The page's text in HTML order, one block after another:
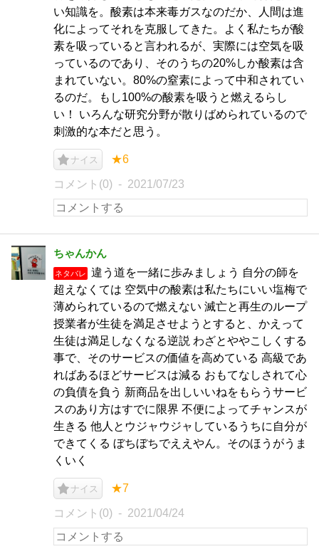
い知識を。酸素は本来毒ガスなのだか、人間は進
化によってそれを克服してきた。よく私たちが酸
素を吸っていると言われるが、実際には空気を吸
っているのであり、そのうちの20%しか酸素は含
まれていない。80%の窒素によって中和されてい
るのだ。もし100%の酸素を吸うと燃えるらし
い！ いろんな研究分野が散りばめられているので
刺激的な本だと思う。
ナイス ★6
コメント(0) 2021/07/23
ちゃんかん
ネタバレ
違う道を一緒に歩みましょう 自分の師を
超えなくては 空気中の酸素は私たちにいい塩梅で
薄められているので燃えない 滅亡と再生のループ
授業者が生徒を満足させようとすると、かえって
生徒は満足しなくなる逆説 わざとややこしくする
事で、そのサービスの価値を高めている 高級であ
ればあるほどサービスは減る おもてなしされて心
の負債を負う 新商品を出しいいねをもらうサービ
スのあり方はすでに限界 不便によってチャンスが
生きる 他人とウジャウジャしているうちに自分が
できてくる ぼちぼちでええやん。そのほうがうま
くいく
ナイス ★7
コメント(0) 2021/04/24